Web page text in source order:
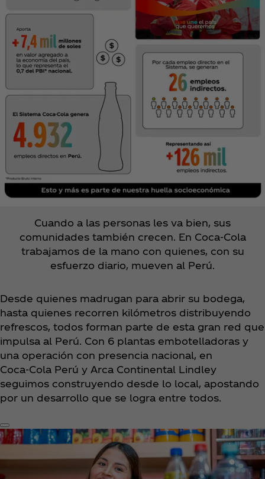
Cuando a las personas les va bien, sus
comunidades también crecen. En Coca‑Cola
trabajamos de la mano con quienes, con su
esfuerzo diario, mueven al Perú.
Desde quienes madrugan para abrir su bodega,
hasta quienes recorren kilómetros distribuyendo
refrescos, todos forman parte de esta gran red que
impulsa al Perú. Con 6 plantas embotelladoras y
una operación con presencia nacional, en
Coca‑Cola Perú y Arca Continental Lindley
seguimos construyendo desde lo local, apostando
por un desarrollo que se logra entre todos.